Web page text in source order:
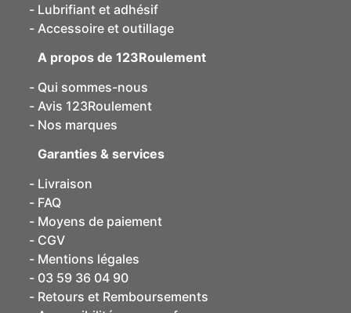
Lubrifiant et adhésif
Accessoire et outillage
A propos de 123Roulement
Qui sommes-nous
Avis 123Roulement
Nos marques
Garanties & services
Livraison
FAQ
Moyens de paiement
CGV
Mentions légales
03 59 36 04 90
Retours et Remboursements